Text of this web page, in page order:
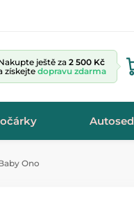
ještě za 2 500 Kč
získejtedopravu zdarma
Ono